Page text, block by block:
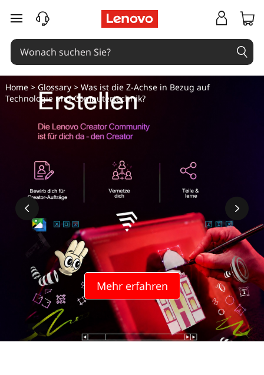
zum Hauptinhalt springen
Mehr erfahren
Home> Glossary> Was ist die Z-Achse in Bezug auf
Technologie und Computertechnik?